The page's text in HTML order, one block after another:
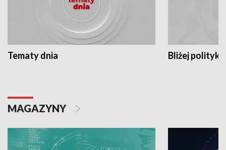
Tematy dnia Bliżej polityki
MAGAZYNY